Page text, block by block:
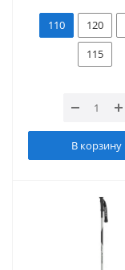
110 120
115
В корзину